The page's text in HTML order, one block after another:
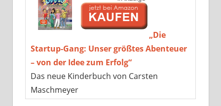
„Die
Startup-Gang: Unser größtes Abenteuer
– von der Idee zum Erfolg“
Das neue Kinderbuch von Carsten
Maschmeyer